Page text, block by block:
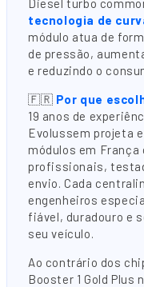
Diesel turbo
tecnologia de
módulo atua de
de pressão,
e reduzindo o
🇫🇷 Por que
19 anos de
Evolussem projeta
módulos em
profissionais,
envio. Cada
engenheiros
fiável, duradouro e
seu veículo.
Ao contrário dos
Booster 1 Gold Plus